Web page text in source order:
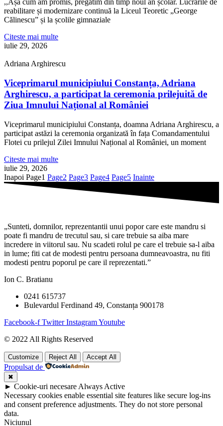
,,Așa cum am promis, pregătim din timp noul an școlar. Lucrările de
reabilitare și modernizare continuă la Liceul Teoretic „George
Călinescu” și la școlile gimnaziale
Citeste mai multe
iulie 29, 2026
Adriana Arghirescu
Viceprimarul municipiului Constanța, Adriana
Arghirescu, a participat la ceremonia prilejuită de
Ziua Imnului Național al României
Viceprimarul municipiului Constanța, doamna Adriana Arghirescu, a
participat astăzi la ceremonia organizată în fața Comandamentului
Flotei cu prilejul Zilei Imnului Național al României, un moment
Citeste mai multe
iulie 29, 2026
Inapoi Page1 Page2 Page3 Page4 Page5 Inainte
„Sunteti, domnilor, reprezentantii unui popor care este mandru si
poate fi mandru de trecutul sau, si care trebuie sa aiba mare
incredere in viitorul sau. Nu scadeti rolul pe care el trebuie sa-l aiba
in lume; fiti cat de modesti pentru persoana dumneavoastra, nu fiti
modesti pentru poporul pe care il reprezentati.”
Ion C. Bratianu
0241 615737
Bulevardul Ferdinand 49, Constanța 900178
Facebook-f Twitter InstagramYoutube
© 2022 All Rights Reserved
Customize Reject All Accept All
Propulsat de
✖
► Cookie-uri necesare Always Active
Necessary cookies enable essential site features like secure log-ins
and consent preference adjustments. They do not store personal
data.
Niciunul